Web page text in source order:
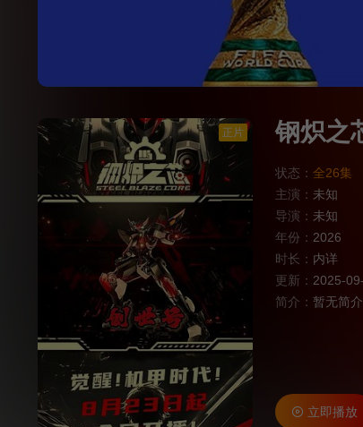
正片 钢炽之
状态： 全26集
主演： 未知
导演： 未知
年份： 2026
时长： 内详
更新： 2025-
简介： 暂无简介
立即播放